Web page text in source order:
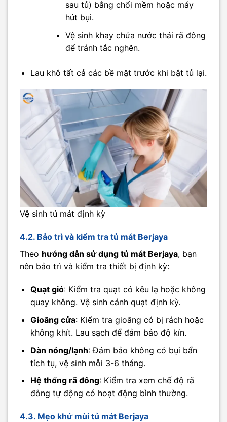
sau tủ) bằng chổi mềm hoặc máy
hút bụi.
Vệ sinh khay chứa nước thải rã đông
để tránh tắc nghẽn.
Lau khô tất cả các bề mặt trước khi bật tủ lại.
Vệ sinh tủ mát định kỳ
4.2. Bảo trì và kiểm tra tủ mát Berjaya
Theo hướng dẫn sử dụng tủ mát Berjaya, bạn
nên bảo trì và kiểm tra thiết bị định kỳ:
Quạt gió: Kiểm tra quạt có kêu lạ hoặc không
quay không. Vệ sinh cánh quạt định kỳ.
Gioăng cửa: Kiểm tra gioăng có bị rách hoặc
không khít. Lau sạch để đảm bảo độ kín.
Dàn nóng/lạnh: Đảm bảo không có bụi bẩn
tích tụ, vệ sinh mỗi 3-6 tháng.
Hệ thống rã đông: Kiểm tra xem chế độ rã
đông tự động có hoạt động bình thường.
4.3. Mẹo khử mùi tủ mát Berjaya